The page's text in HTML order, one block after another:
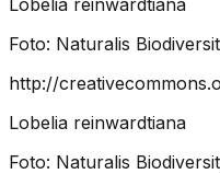
Foto: Naturalis
http://
Lobelia reinwardtiana
Foto: Naturalis